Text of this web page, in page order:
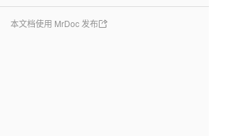
本文档使用 MrDoc 发布